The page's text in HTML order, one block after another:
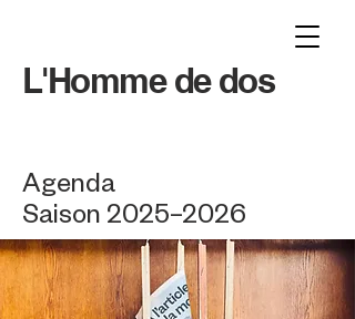
L'Homme de dos
Agenda
Saison 2025–2026